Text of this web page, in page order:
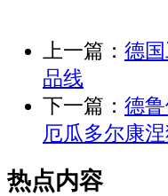
上一篇： 德
品线
下一篇： 德
厄瓜多尔康
热点内容